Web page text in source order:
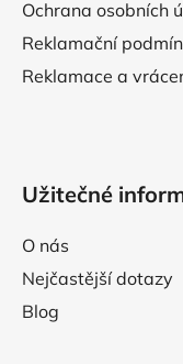
Ochrana osobních
Reklamační
Reklamace a
Užitečné
O nás
Nejčastější dotazy
Blog